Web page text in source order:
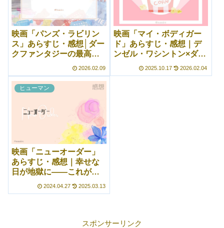
映画「パンズ・ラビリン
ス」あらすじ・感想│ダー
クファンタジーの最高傑
作！全部が好きな映画
2026.02.09
映画「マイ・ボディガー
ド」あらすじ・感想｜デ
ンゼル・ワシントン×ダコ
タ・ファニングがいい！
2025.10.17 2026.02.04
ヒューマン
映画「ニューオーダー」
あらすじ・感想｜幸せな
日が地獄に――これが現
実か……誰も救われない
リアルな怖さ
2024.04.27 2025.03.13
スポンサーリンク